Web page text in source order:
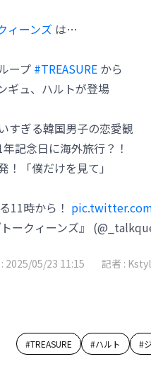
ィーンズ は…
ープ #TREASURE から
ギュ、ハルトが登場
すぎる韓国男子の恋愛観
記念日に海外旅行？！
「僕だけを見て」
11時から！
ークィーンズ』
2025/05/23 11:15 記者 :
#TREASURE #ハルト #